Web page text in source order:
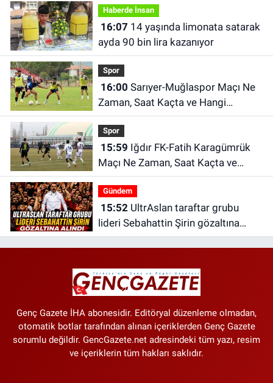
Haberde İnsan
16:07
ayda 90 bin lira kazanıyor
Spor
16:00
Zaman, Saat Kaçta ve Hangi
Kanalda?
Spor
15:59
Maçı Ne Zaman, Saat Kaçta ve
Hangi Kanalda?
Gündem
15:52UltrAslan taraftar grubu
lideri Sebahattin Şirin gözaltına
alındı | Sebahattin Şirin kimdir?
Genç Gazete İHA abonesidir. Editöryal düzenleme olmadan,
otomatik botlar tarafından alınan içeriklerden Genç Gazete
sorumlu değildir. GencGazete.net adresindeki tüm yazı, resim
ve içeriklerin tüm hakları saklıdır.